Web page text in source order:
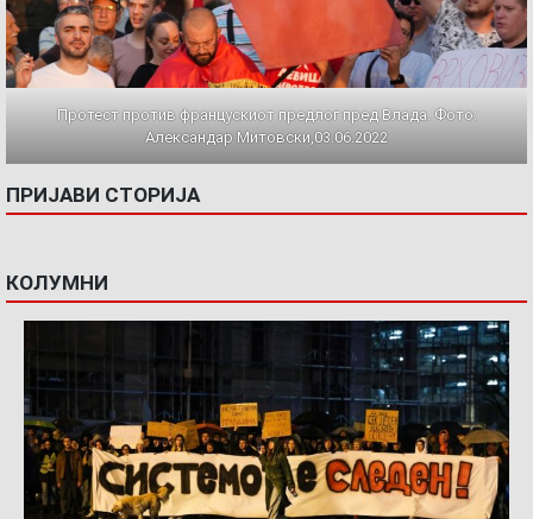
Протест против францускиот предлог пред Влада. Фото:
Александар Митовски,03.06.2022
ПРИЈАВИ СТОРИЈА
КОЛУМНИ